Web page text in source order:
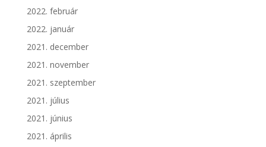
2022. február
2022. január
2021. december
2021. november
2021. szeptember
2021. július
2021. június
2021. április